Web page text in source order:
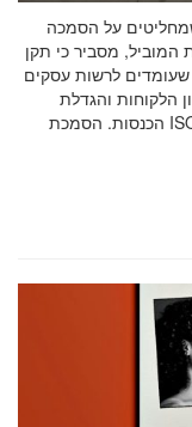
לפני שמחליטים על הסמכה
המוביל, מסביר כי תקן
שעומדים לרשות עסקים
הלקוחות והגדלת
הכנסות. הסמכת ISO 9001 מוכיחה ללקוחות, לשותפים ולמשקיעים